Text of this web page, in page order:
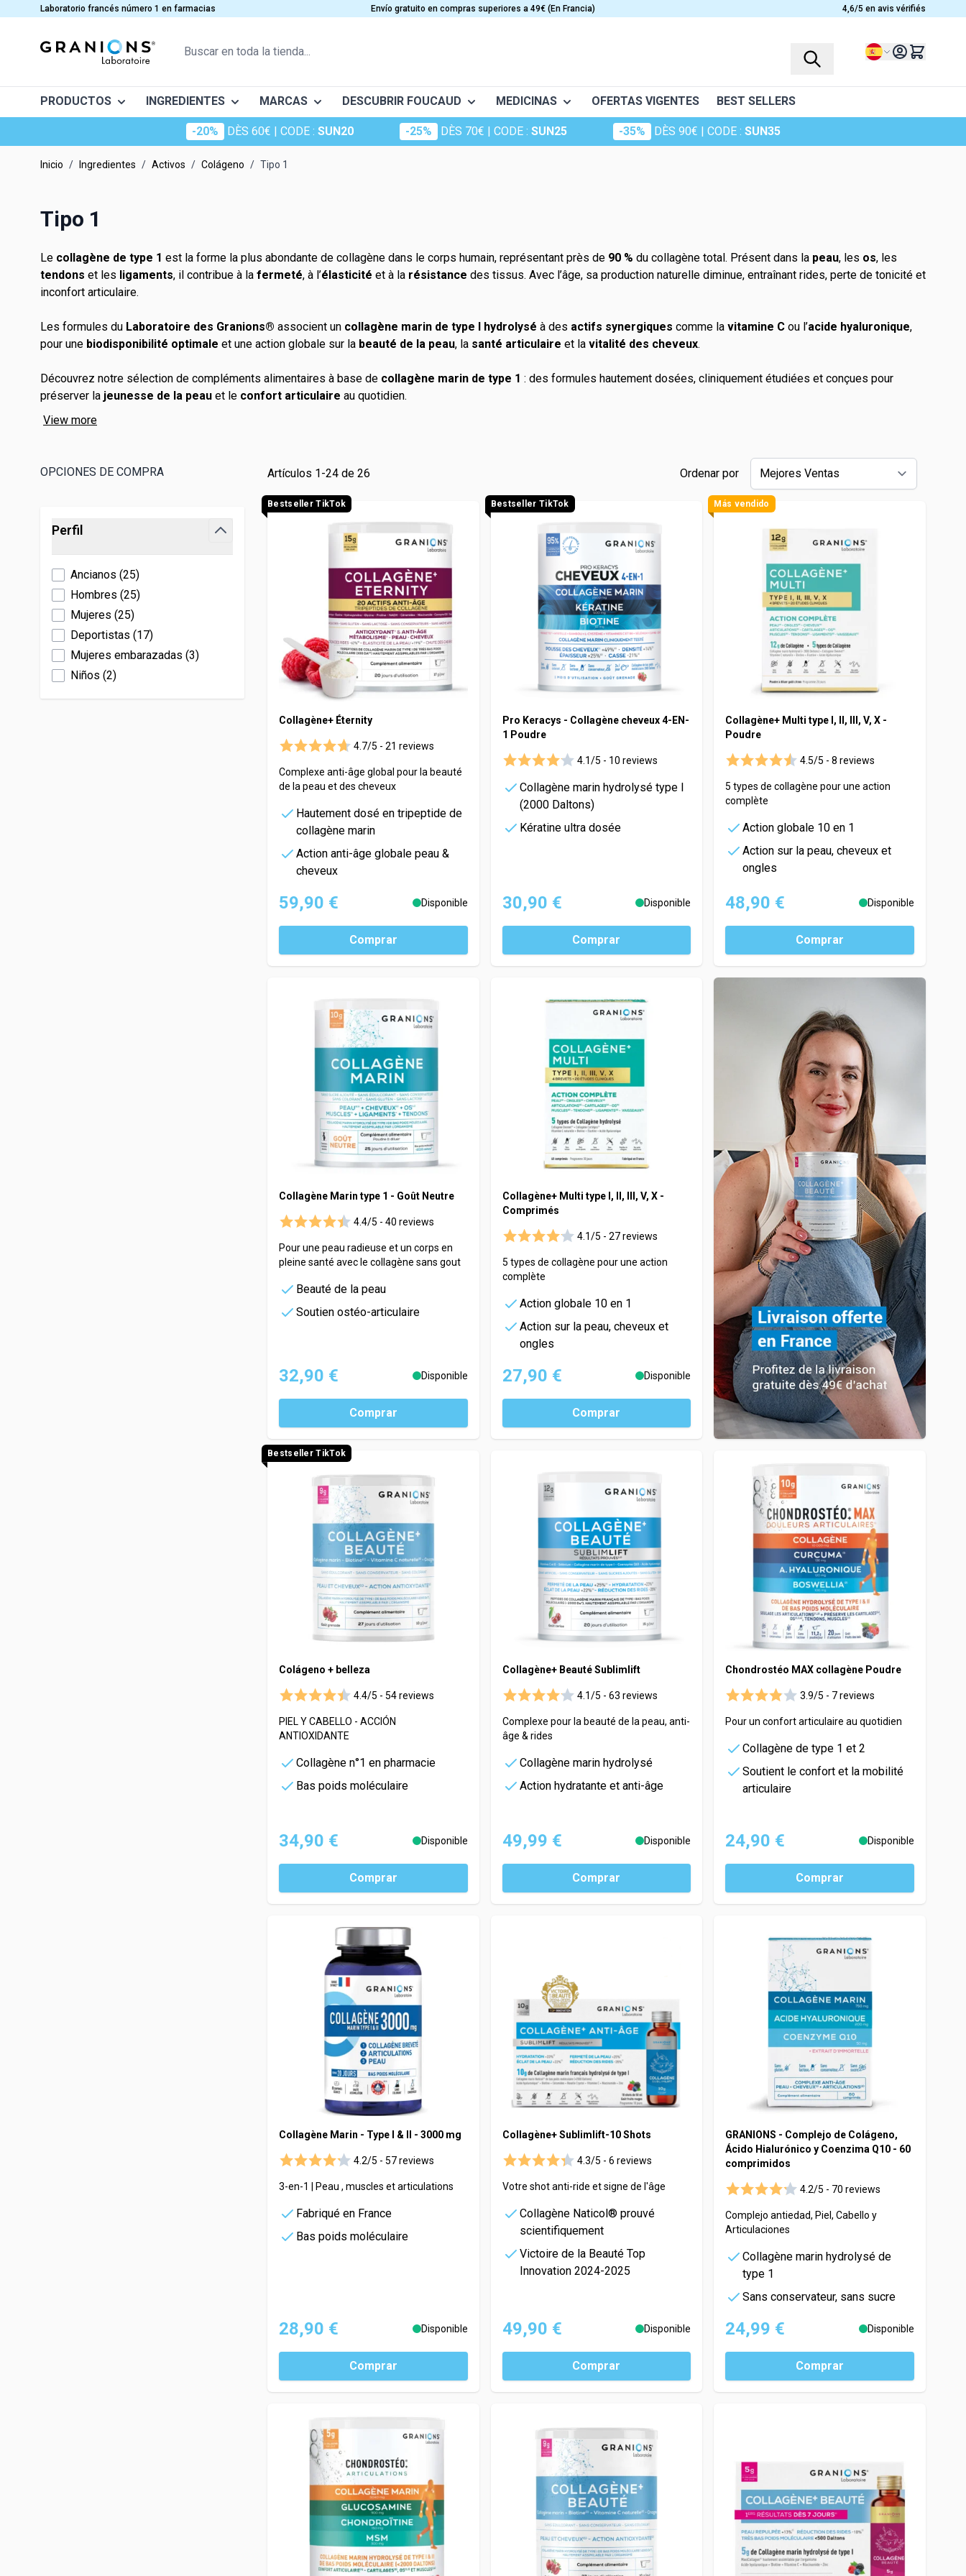
Ir al contenidoLaboratorio francés número 1 en farmacias Envío gratuito en compras superiores a 49€ (En Francia) 4,6/5 en avis vérifiés
Buscar en toda la tienda... Lenguaje
PRODUCTOS
Complementos alimenticios para la
Confort urinario
Digestión y tránsito
Fertilidad y embarazo
Inmunidad
Libido
Estrés
Trastornos masculinos
Foucaud
Deportistas
INGREDIENTES
Chondroitina
Colágeno
Glucosamina
Queratina
Levure de bière
Morosil
Shilajit
Hierro
Manganeso
Potasio
Vitamine E
Cheveux de venus
Propolis
Reine des prés
Rhodiola
Vigne rouge
MARCAS
Chondrostéo Conceptio
Décontractant musculaire
Granions experts Hydrop
Veinomix Vitamineris
Pat'Patrouille All-in-One
Longévité
DESCUBRIR FOUCAUD
Frictions
MEDICINAS
Granions
OFERTAS VIGENTES BEST SELLERS
-20% DÈS 60€ | CODE : SUN20 -25% DÈS 70€ | CODE : SUN25 -35% DÈS 90€ | CODE : SUN35
Inicio / Ingredientes / Activos / Colágeno / Tipo 1
Tipo 1
Le collagène de type 1 est la forme la plus abondante de collagène dans le corps humain, représentant près de 90 % du collagène total. Présent dans la peau, les os, les
tendons et les ligaments, il contribue à la fermeté, à l’élasticité et à la résistance des tissus. Avec l’âge, sa production naturelle diminue, entraînant rides, perte de tonicité et
inconfort articulaire.
Les formules du Laboratoire des Granions® associent un collagène marin de type I hydrolysé à des actifs synergiques comme la vitamine C ou l’acide hyaluronique,
pour une biodisponibilité optimale et une action globale sur la beauté de la peau, la santé articulaire et la vitalité des cheveux.
Découvrez notre sélection de compléments alimentaires à base de collagène marin de type 1 : des formules hautement dosées, cliniquement étudiées et conçues pour
préserver la jeunesse de la peau et le confort articulaire au quotidien.
View more
OPCIONES DE COMPRA
Perfil
Ancianos (25)
Hombres (25)
Mujeres (25)
Deportistas (17)
Mujeres embarazadas (3)
Niños (2)
Artículos 1-24 de 26 Ordenar por
Bestseller TikTok
Collagène+ Éternity
4.7/5 - 21 reviews
Complexe anti-âge global pour la beauté
de la peau et des cheveux
Hautement dosé en tripeptide de
collagène marin
Action anti-âge globale peau &
cheveux
59,90 € Disponible
Comprar
Bestseller TikTok
Pro Keracys - Collagène cheveux 4-EN-
1 Poudre
4.1/5 - 10 reviews
Collagène marin hydrolysé type I
(2000 Daltons)
Kératine ultra dosée
30,90 € Disponible
Comprar
Más vendido
Collagène+ Multi type I, II, III, V, X -
Poudre
4.5/5 - 8 reviews
5 types de collagène pour une action
complète
Action globale 10 en 1
Action sur la peau, cheveux et
ongles
48,90 € Disponible
Comprar
Collagène Marin type 1 - Goût Neutre
4.4/5 - 40 reviews
Pour une peau radieuse et un corps en
pleine santé avec le collagène sans gout
Beauté de la peau
Soutien ostéo-articulaire
32,90 € Disponible
Comprar
Collagène+ Multi type I, II, III, V, X -
Comprimés
4.1/5 - 27 reviews
5 types de collagène pour une action
complète
Action globale 10 en 1
Action sur la peau, cheveux et
ongles
27,90 € Disponible
Comprar
Bestseller TikTok
Colágeno + belleza
4.4/5 - 54 reviews
PIEL Y CABELLO - ACCIÓN
ANTIOXIDANTE
Collagène n°1 en pharmacie
Bas poids moléculaire
34,90 € Disponible
Comprar
Collagène+ Beauté Sublimlift
4.1/5 - 63 reviews
Complexe pour la beauté de la peau, anti-
âge & rides
Collagène marin hydrolysé
Action hydratante et anti-âge
49,99 € Disponible
Comprar
Chondrostéo MAX collagène Poudre
3.9/5 - 7 reviews
Pour un confort articulaire au quotidien
Collagène de type 1 et 2
Soutient le confort et la mobilité
articulaire
24,90 € Disponible
Comprar
Collagène Marin - Type I & II - 3000 mg
4.2/5 - 57 reviews
3-en-1 | Peau , muscles et articulations
Fabriqué en France
Bas poids moléculaire
28,90 € Disponible
Comprar
Collagène+ Sublimlift-10 Shots
4.3/5 - 6 reviews
Votre shot anti-ride et signe de l'âge
Collagène Naticol® prouvé
scientifiquement
Victoire de la Beauté Top
Innovation 2024-2025
49,90 € Disponible
Comprar
GRANIONS - Complejo de Colágeno,
Ácido Hialurónico y Coenzima Q10 - 60
comprimidos
4.2/5 - 70 reviews
Complejo antiedad, Piel, Cabello y
Articulaciones
Collagène marin hydrolysé de
type 1
Sans conservateur, sans sucre
24,99 € Disponible
Comprar